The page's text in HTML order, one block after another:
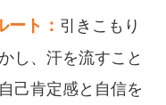
ート： 引きこもり
し、汗を流すこと
己肯定感と自信を